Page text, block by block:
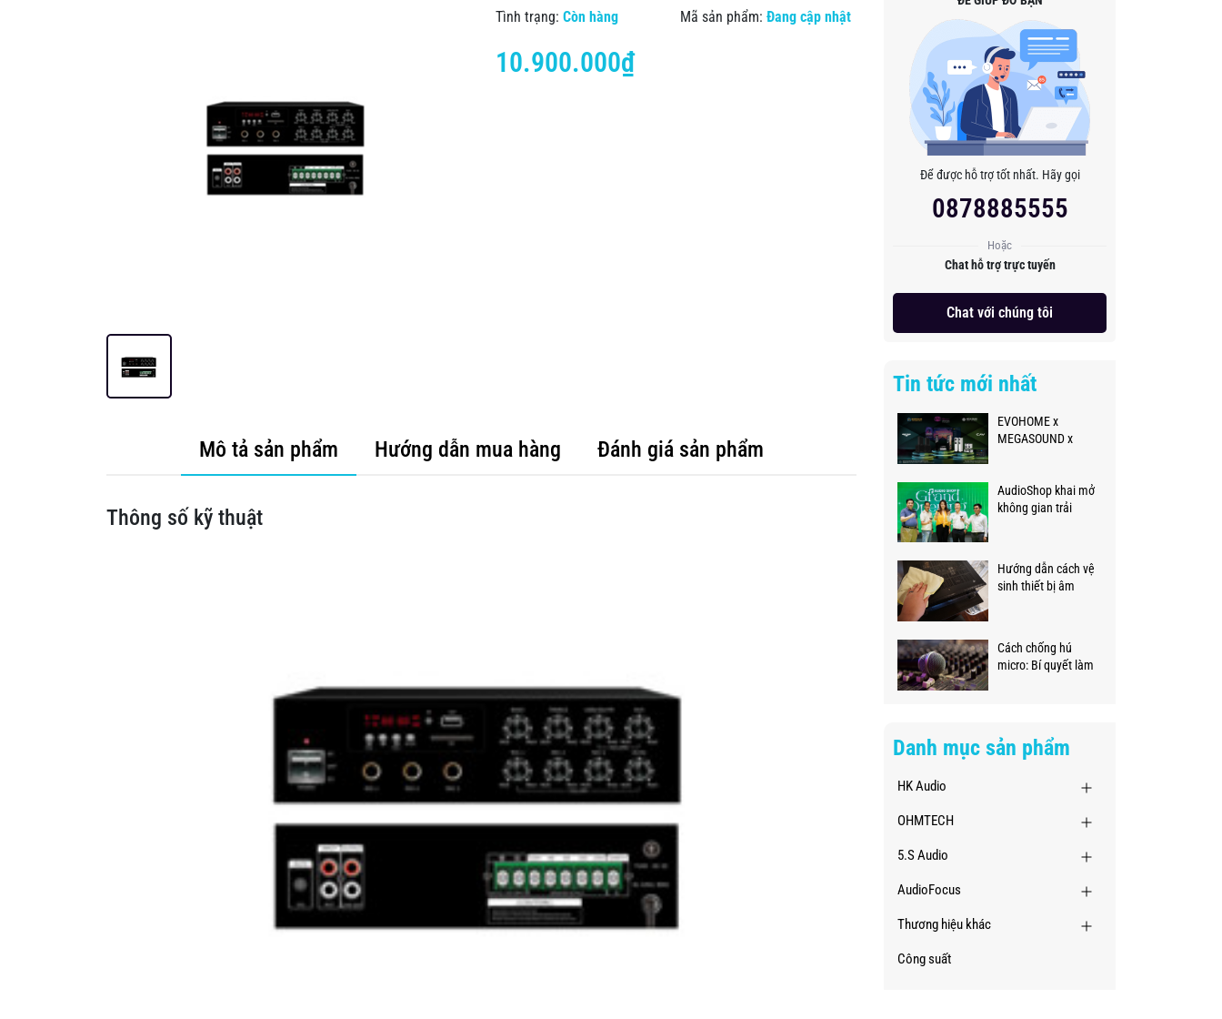
Tình trạng: Còn hàng Mã sản phẩm: Đang cập nhật
10.900.000₫
Mô tả sản phẩm Hướng dẫn mua hàng Đánh giá sản phẩm
Thông số kỹ thuật
Để được hỗ trợ tốt nhất. Hãy gọi
0878885555
Hoặc
Chat hỗ trợ trực tuyến
Chat với chúng tôi
Tin tức mới nhất
EVOHOME x
MEGASOUND x
AudioShop khai mở
không gian trải
chuyên nghiệp
Hướng dẫn cách vệ
sinh thiết bị âm
Cách chống hú
micro: Bí quyết làm
Danh mục sản phẩm
HK Audio
OHMTECH
5.S Audio
AudioFocus
Thương hiệu khác
Công suất